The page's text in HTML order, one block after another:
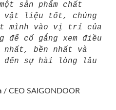
sản phẩm chất
vật liệu tốt, chúng
mình vào vị trí của
để cố gắng xem điều
bền nhất và
đến sự hài lòng lâu
/ CEO SAIGONDOOR